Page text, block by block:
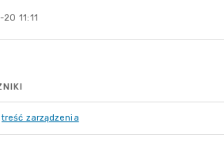
11:11
treść zarządzenia